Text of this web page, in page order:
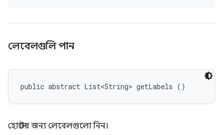
লেবেলগুলি পান
public abstract List<String> getLabels ()
হোস্টের জন্য লেবেলগুলো নিন।